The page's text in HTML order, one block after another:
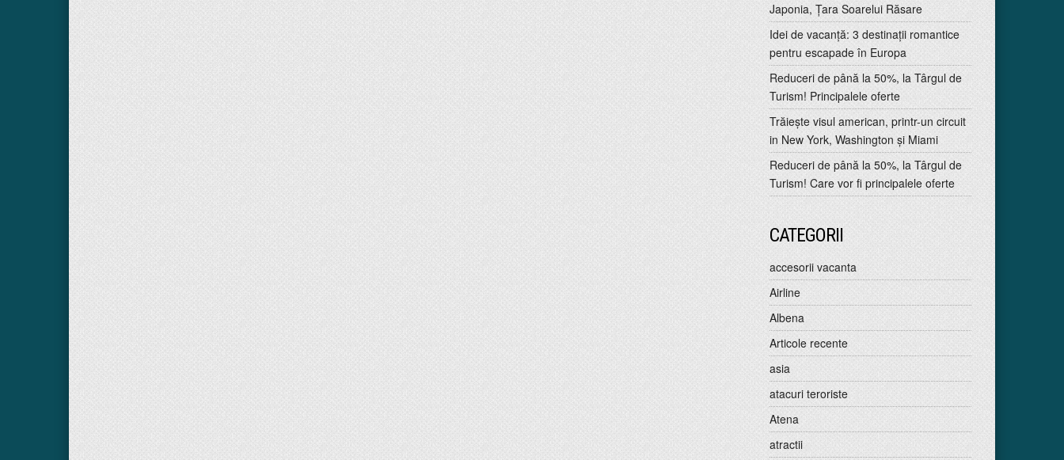
Japonia, Ţara Soarelui Răsare
Idei de vacanţă: 3 destinaţii romantice
pentru escapade în Europa
Reduceri de până la 50%, la Târgul de
Turism! Principalele oferte
Trăiește visul american, printr-un circuit
in New York, Washington și Miami
Reduceri de până la 50%, la Târgul de
Turism! Care vor fi principalele oferte
CATEGORII
accesorii vacanta
Airline
Albena
Articole recente
asia
atacuri teroriste
Atena
atractii